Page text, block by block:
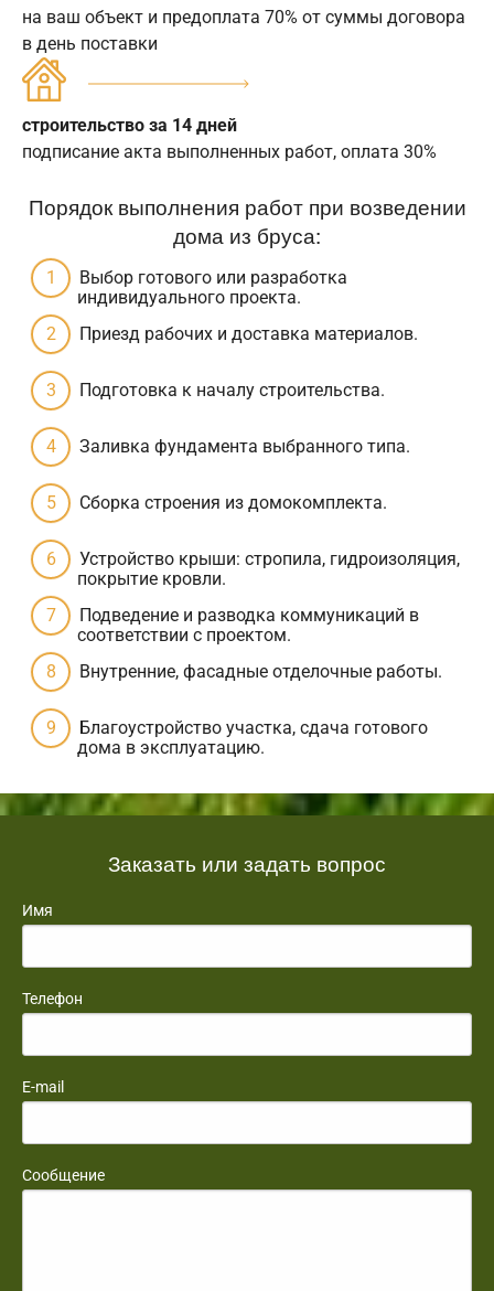
на ваш объект и предоплата 70% от суммы договора
в день поставки
строительство за 14 дней
подписание акта выполненных работ, оплата 30%
Порядок выполнения работ при возведении
дома из бруса:
Выбор готового или разработка
индивидуального проекта.
Приезд рабочих и доставка материалов.
Подготовка к началу строительства.
Заливка фундамента выбранного типа.
Сборка строения из домокомплекта.
Устройство крыши: стропила, гидроизоляция,
покрытие кровли.
Подведение и разводка коммуникаций в
соответствии с проектом.
Внутренние, фасадные отделочные работы.
Благоустройство участка, сдача готового
дома в эксплуатацию.
Заказать или задать вопрос
Имя
Телефон
E-mail
Сообщение